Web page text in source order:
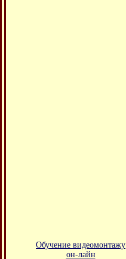
Обучение видеомонтажу
он-лайн